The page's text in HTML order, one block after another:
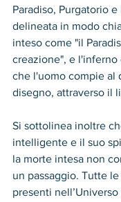
Paradiso, Purgatorio
delineata in modo
inteso come "il
creazione", e
che l'uomo compie al
disegno, attraverso il
Si sottolinea inoltre
intelligente e il suo
la morte intesa non
un passaggio. Tutte
presenti